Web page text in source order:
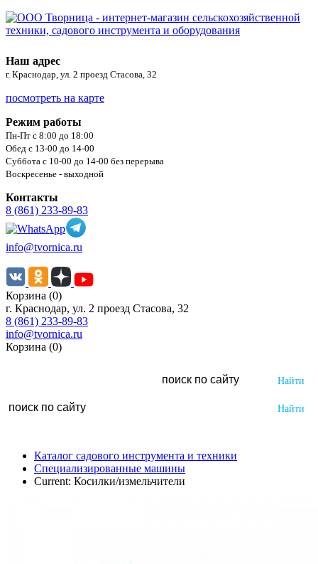
Наш адрес
г. Краснодар, ул. 2 проезд Стасова, 32
посмотреть на карте
Режим работы
Пн-Пт с 8:00 до 18:00
Обед с 13-00 до 14-00
Суббота с 10-00 до 14-00 без перерыва
Воскресенье - выходной
Контакты
8 (861) 233-89-83
info@tvornica.ru
Корзина (0)
г. Краснодар, ул. 2 проезд Стасова, 32
8 (861) 233-89-83
info@tvornica.ru
Корзина (0)
Каталог садового инструмента и техники
Специализированные машины
Current: Косилки/измельчители